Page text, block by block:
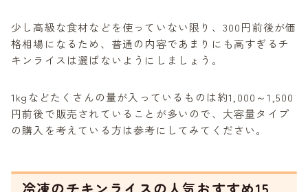
少し高級な食材などを使っていない限り、300円前後が価
格相場になるため、普通の内容であまりにも高すぎるチ
キンライスは選ばないようにしましょう。
1kgなどたくさんの量が入っているものは約1,000～1,500
円前後で販売されていることが多いので、大容量タイプ
の購入を考えている方は参考にしてみてください。